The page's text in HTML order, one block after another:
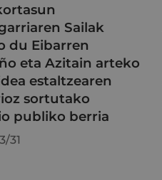
Sailak
du Eibarren
eta Azitain arteko
estaltzearen
sortutako
publiko berria
31